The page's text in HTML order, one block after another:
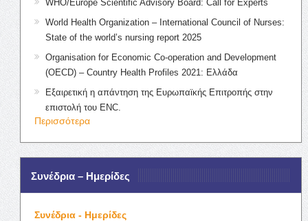
WHO/Europe Scientific Advisory Board: Call for Experts
World Health Organization – International Council of Nurses:
State of the world’s nursing report 2025
Organisation for Economic Co-operation and Development
(OECD) – Country Health Profiles 2021: Ελλάδα
Εξαιρετική η απάντηση της Ευρωπαϊκής Επιτροπής στην
επιστολή του ENC.
Περισσότερα
Συνέδρια – Ημερίδες
Συνέδρια - Ημερίδες